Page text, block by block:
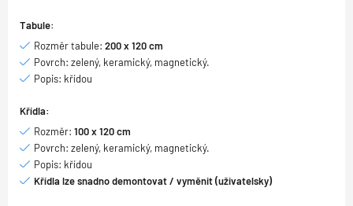
Tabule:
Rozměr tabule: 200 x 120 cm
Povrch: zelený, keramický, magnetický.
Popis: křídou
Křídla:
Rozměr: 100 x 120 cm
Povrch: zelený, keramický, magnetický.
Popis: křídou
Křídla lze snadno demontovat / vyměnit (uživatelsky)